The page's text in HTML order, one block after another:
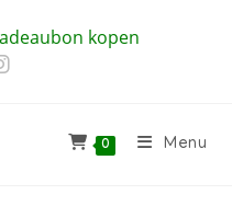
kopen
0 Menu